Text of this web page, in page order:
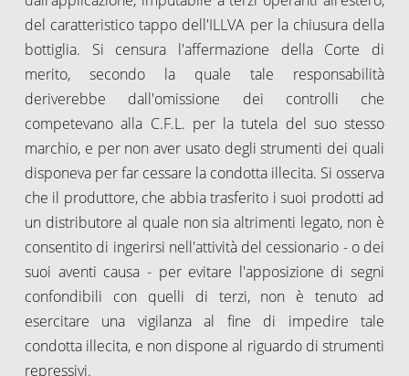
del caratteristico tappo dell'ILLVA per la chiusura della
bottiglia. Si censura l'affermazione della Corte di
merito, secondo la quale tale responsabilità
deriverebbe dall'omissione dei controlli che
competevano alla C.F.L. per la tutela del suo stesso
marchio, e per non aver usato degli strumenti dei quali
disponeva per far cessare la condotta illecita. Si osserva
che il produttore, che abbia trasferito i suoi prodotti ad
un distributore al quale non sia altrimenti legato, non è
consentito di ingerirsi nell'attività del cessionario - o dei
suoi aventi causa - per evitare l'apposizione di segni
confondibili con quelli di terzi, non è tenuto ad
esercitare una vigilanza al fine di impedire tale
condotta illecita, e non dispone al riguardo di strumenti
repressivi.